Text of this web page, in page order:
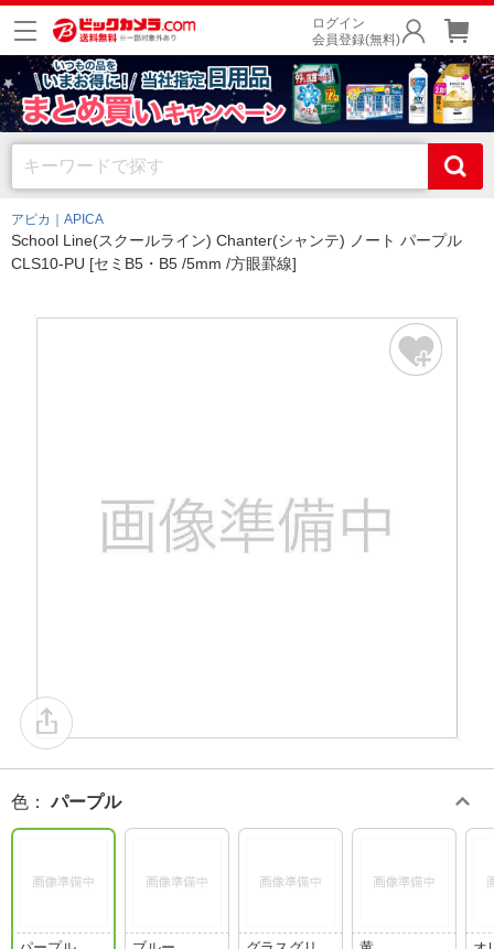
ログイン
会員登録(無料)
アピカ｜APICA
School Line(スクールライン) Chanter(シャンテ) ノート パープル
CLS10-PU [セミB5・B5 /5mm /方眼罫線]
色 ：パープル